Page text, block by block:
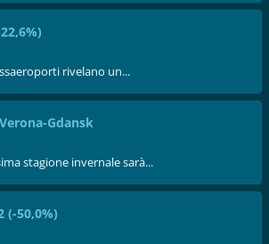
rivelano un...
Gdansk
stagione invernale sarà...
(-50,0%)